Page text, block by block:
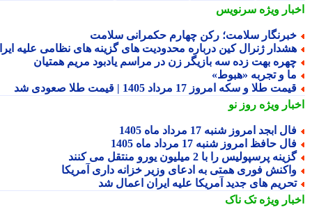
ویژهسرنویس
سلامت؛ رکن چهارم حکمرانی سلامت
ژنرال کین درباره محدودیت های گزینه های نظامی علیه ایران
بهت زده سه بازیگر زن در مراسم یادبود مریم همتیان
و تجربه «هبوط»
طلا و سکه امروز 17 مرداد 1405 | قیمت طلا صعودی شد
ویژهروز نو
ابجد امروز شنبه 17 مرداد ماه 1405
حافظ امروز شنبه 17 مرداد ماه 1405
پرسپولیس را با 2 میلیون یورو منتقل می کنند
فوری همتی به ادعای وزیر خزانه داری آمریکا
های جدید آمریکا علیه ایران اعمال شد
ویژهتک ناک